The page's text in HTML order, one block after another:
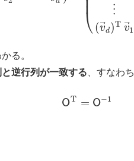
⎝
⎜
⋮
(v⃗
d)T v⃗1
る。
逆行列が一致する 、すなわち
OT = O−1
O T=O−1